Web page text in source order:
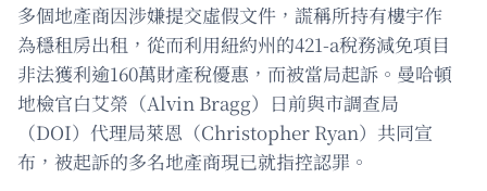
多個地產商因涉嫌提交虛假文件，謊稱所持有樓宇作
為穩租房出租，從而利用紐約州的421-a稅務減免項目
非法獲利逾160萬財產稅優惠，而被當局起訴。曼哈頓
地檢官白艾榮（Alvin Bragg）日前與市調查局
（DOI）代理局萊恩（Christopher Ryan）共同宣
布，被起訴的多名地產商現已就指控認罪。